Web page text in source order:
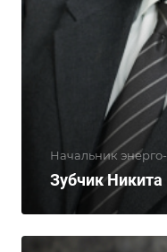
Начальник
Зубчик Никита